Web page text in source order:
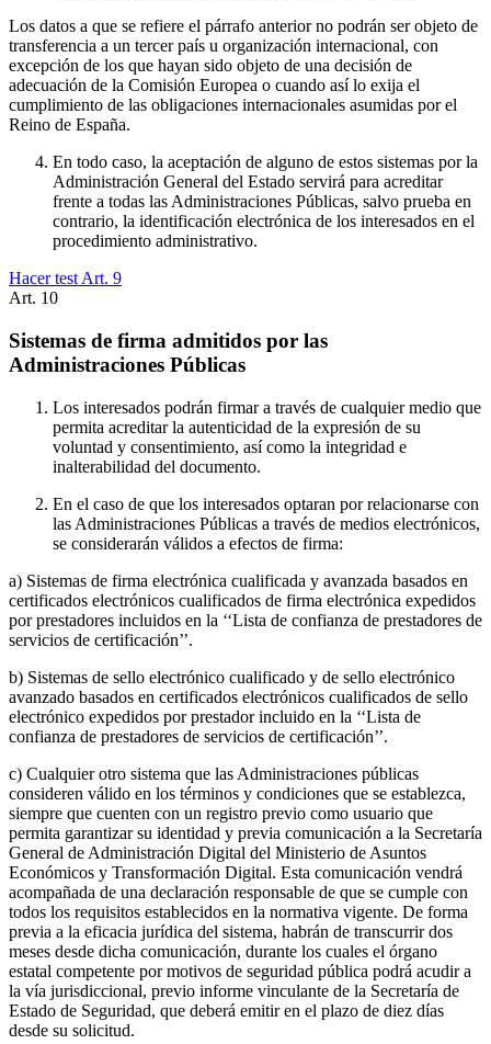
Los datos a que se refiere el párrafo anterior no podrán ser objeto de
transferencia a un tercer país u organización internacional, con
excepción de los que hayan sido objeto de una decisión de
adecuación de la Comisión Europea o cuando así lo exija el
cumplimiento de las obligaciones internacionales asumidas por el
Reino de España.
En todo caso, la aceptación de alguno de estos sistemas por la
Administración General del Estado servirá para acreditar
frente a todas las Administraciones Públicas, salvo prueba en
contrario, la identificación electrónica de los interesados en el
procedimiento administrativo.
Hacer test Art. 9
Art. 10
Sistemas de firma admitidos por las
Administraciones Públicas
Los interesados podrán firmar a través de cualquier medio que
permita acreditar la autenticidad de la expresión de su
voluntad y consentimiento, así como la integridad e
inalterabilidad del documento.
En el caso de que los interesados optaran por relacionarse con
las Administraciones Públicas a través de medios electrónicos,
se considerarán válidos a efectos de firma:
a) Sistemas de firma electrónica cualificada y avanzada basados en
certificados electrónicos cualificados de firma electrónica expedidos
por prestadores incluidos en la ‘‘Lista de confianza de prestadores de
servicios de certificación’’.
b) Sistemas de sello electrónico cualificado y de sello electrónico
avanzado basados en certificados electrónicos cualificados de sello
electrónico expedidos por prestador incluido en la ‘‘Lista de
confianza de prestadores de servicios de certificación’’.
c) Cualquier otro sistema que las Administraciones públicas
consideren válido en los términos y condiciones que se establezca,
siempre que cuenten con un registro previo como usuario que
permita garantizar su identidad y previa comunicación a la Secretaría
General de Administración Digital del Ministerio de Asuntos
Económicos y Transformación Digital. Esta comunicación vendrá
acompañada de una declaración responsable de que se cumple con
todos los requisitos establecidos en la normativa vigente. De forma
previa a la eficacia jurídica del sistema, habrán de transcurrir dos
meses desde dicha comunicación, durante los cuales el órgano
estatal competente por motivos de seguridad pública podrá acudir a
la vía jurisdiccional, previo informe vinculante de la Secretaría de
Estado de Seguridad, que deberá emitir en el plazo de diez días
desde su solicitud.